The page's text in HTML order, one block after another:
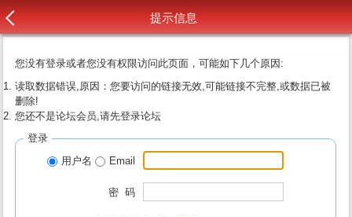
提示信息
您没有登录或者您没有权限访问此页面，可能如下几个原因:
读取数据错误,原因：您要访问的链接无效,可能链接不完整,或数据已被
删除!
您还不是论坛会员,请先登录论坛
登录
用户名
Email
密 码